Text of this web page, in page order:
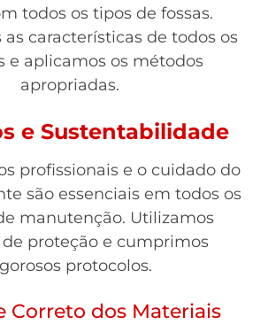
todos os tipos de fossas.
características de todos os
e aplicamos os métodos
apropriadas.
e Sustentabilidade
profissionais e o cuidado do
são essenciais em todos os
manutenção. Utilizamos
de proteção e cumprimos
protocolos.
Correto dos Materiais